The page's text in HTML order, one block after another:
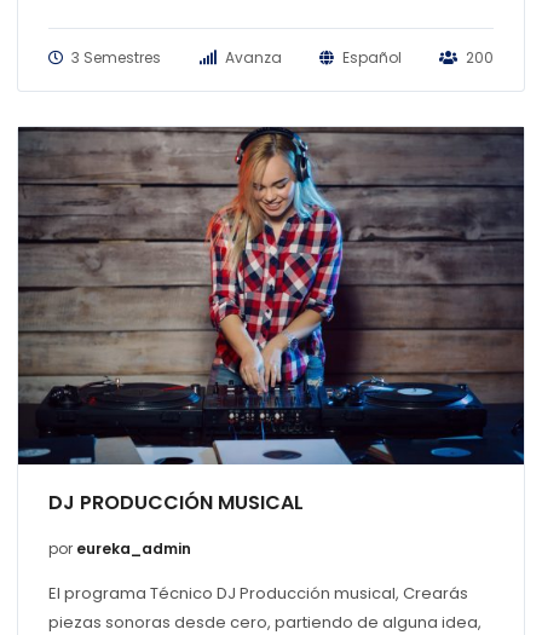
3 Semestres Avanza Español 200
DJ PRODUCCIÓN MUSICAL
por eureka_admin
El programa Técnico DJ Producción musical, Crearás
piezas sonoras desde cero, partiendo de alguna idea,